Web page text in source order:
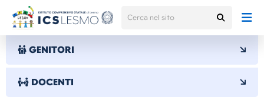
GENITORI
DOCENTI